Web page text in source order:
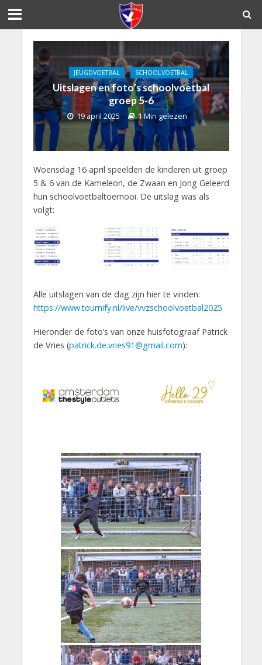
JEUGDVOETBAL SCHOOLVOETBAL
Uitslagen en foto’s schoolvoetbal
groep 5-6
19 april 2025 1 Min gelezen
Woensdag 16 april speelden de kinderen uit groep
5 & 6 van de Kameleon, de Zwaan en Jong Geleerd
hun schoolvoetbaltoernooi. De uitslag was als
volgt:
Alle uitslagen van de dag zijn hier te vinden:
https://www.tournify.nl/live/vvzschoolvoetbal2025
Hieronder de foto’s van onze huisfotograaf Patrick
de Vries (patrick.de.vries91@gmail.com):